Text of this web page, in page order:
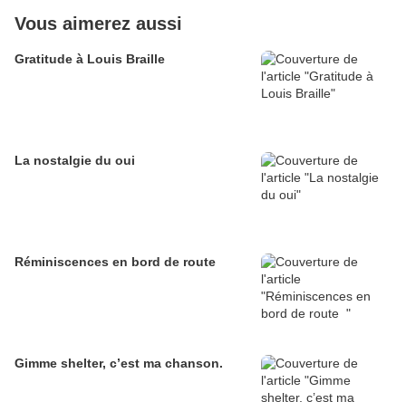
Vous aimerez aussi
Gratitude à Louis Braille
La nostalgie du oui
Gimme shelter, c’est ma chanson.